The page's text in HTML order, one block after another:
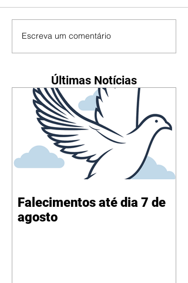
Escreva um comentário
Últimas Notícias
Falecimentos até dia 7 de
agosto